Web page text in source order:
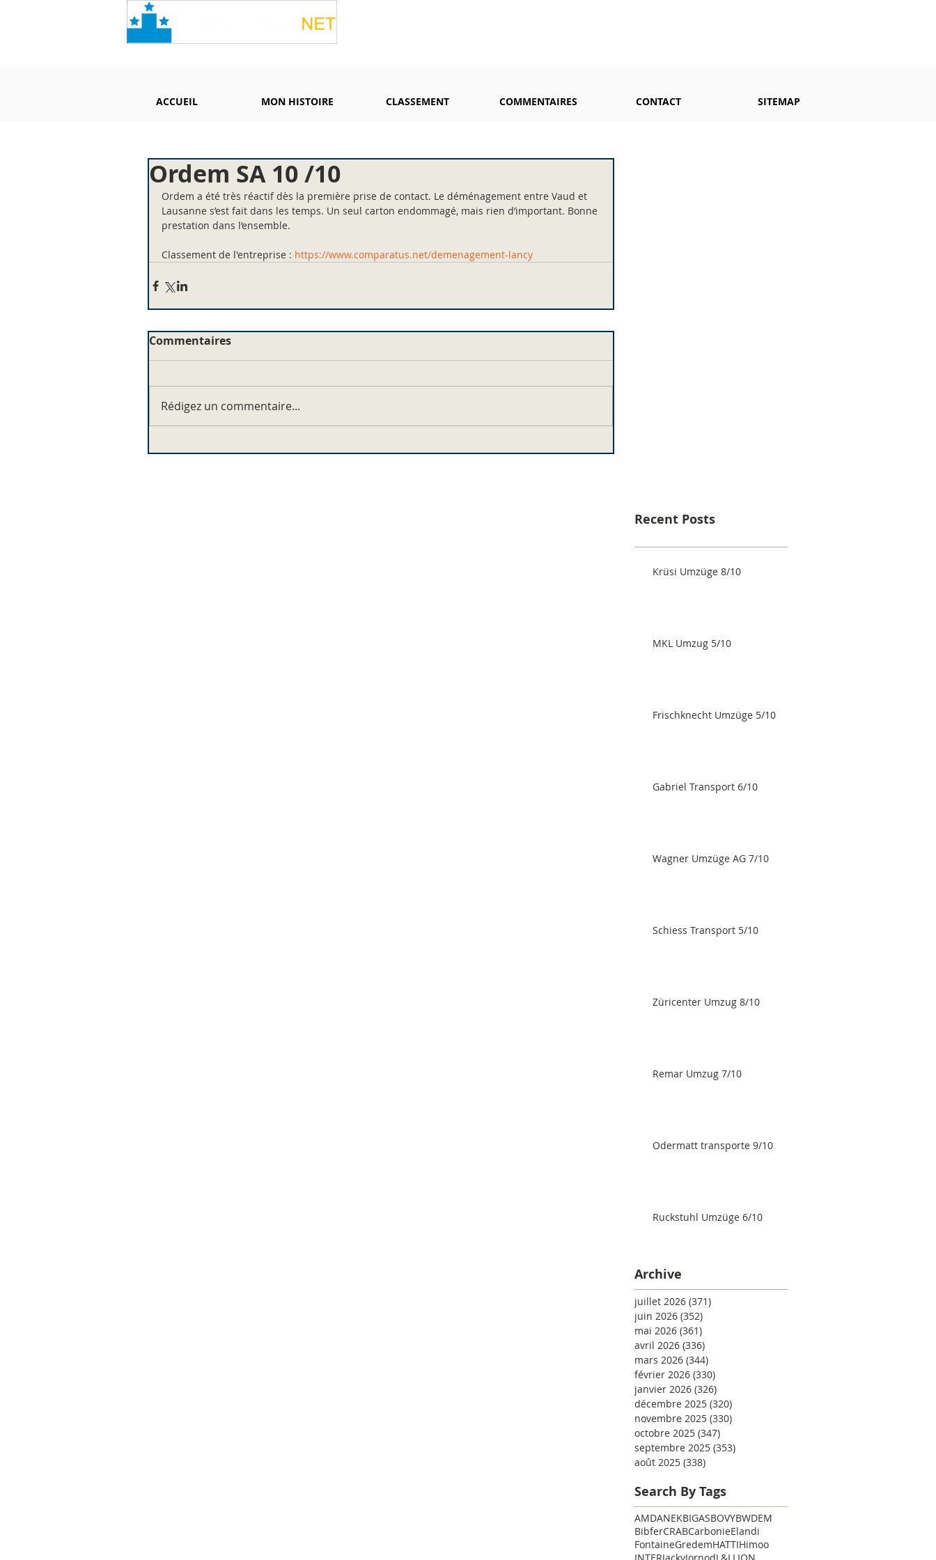
ACCUEIL MON HISTOIRE CLASSEMENT COMMENTAIRES CONTACT SITEMAP
Ordem SA 10 /10
Ordem a été très réactif dès la première prise de contact. Le déménagement entre Vaud et
Lausanne s’est fait dans les temps. Un seul carton endommagé, mais rien d’important. Bonne
prestation dans l’ensemble.
Classement de l'entreprise : https://www.comparatus.net/demenagement-lancy
Commentaires
Rédigez un commentaire...
Recent Posts
Krüsi Umzüge 8/10
MKL Umzug 5/10
Frischknecht Umzüge 5/10
Gabriel Transport 6/10
Wagner Umzüge AG 7/10
Schiess Transport 5/10
Züricenter Umzug 8/10
Remar Umzug 7/10
Odermatt transporte 9/10
Ruckstuhl Umzüge 6/10
Archive
juillet 2026 (371)
juin 2026 (352)
mai 2026 (361)
avril 2026 (336)
mars 2026 (344)
février 2026 (330)
janvier 2026 (326)
décembre 2025 (320)
novembre 2025 (330)
octobre 2025 (347)
septembre 2025 (353)
août 2025 (338)
Search By Tags
AMDANEKBIGASBOVYBWDEM
BibferCRABCarbonieElandi
FontaineGredemHATTIHimoo